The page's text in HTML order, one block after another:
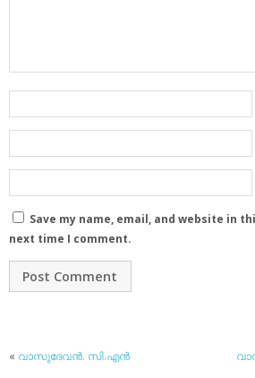
Save my name, email, and website in
next time I comment.
« വാസുദേവന്‍. സി.എന്‍